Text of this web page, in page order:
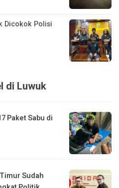
Dicokok Polisi
di Luwuk
Paket Sabu di
Sudah